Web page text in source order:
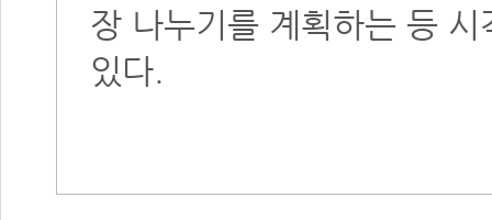
장 나누기를 계획하는 등
있다.